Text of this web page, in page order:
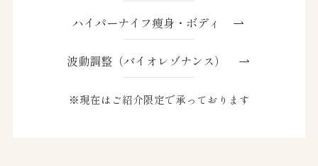
ハイパーナイフ痩身・ボディ
波動調整（バイオレゾナンス）
※現在はご紹介限定で承っております